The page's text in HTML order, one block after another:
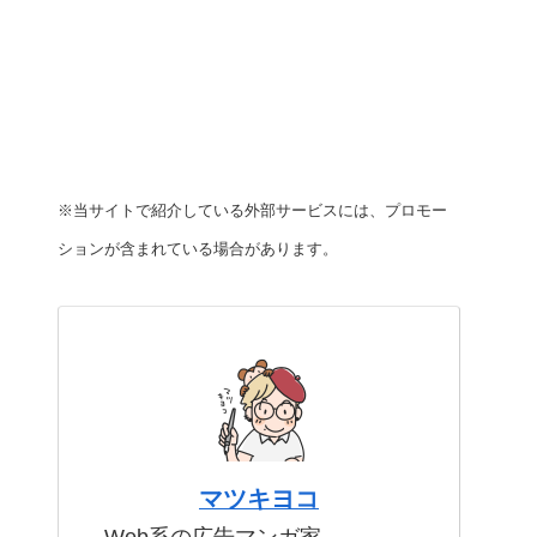
※当サイトで紹介している外部サービスには、プロモー
ションが含まれている場合があります。
マツキヨコ